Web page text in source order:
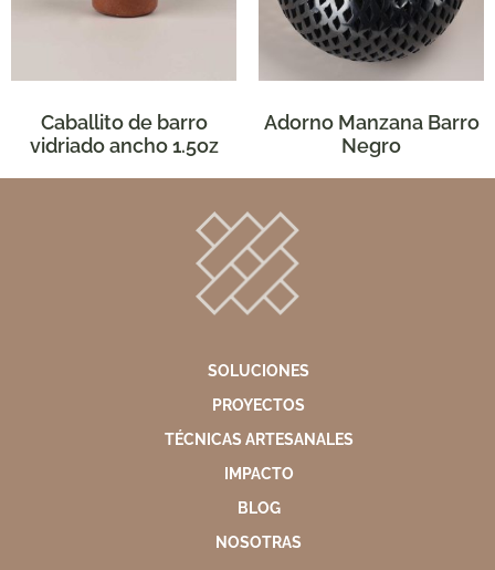
Caballito de barro
vidriado ancho 1.5oz
Adorno Manzana Barro
Negro
SOLUCIONES
PROYECTOS
TÉCNICAS ARTESANALES
IMPACTO
BLOG
NOSOTRAS